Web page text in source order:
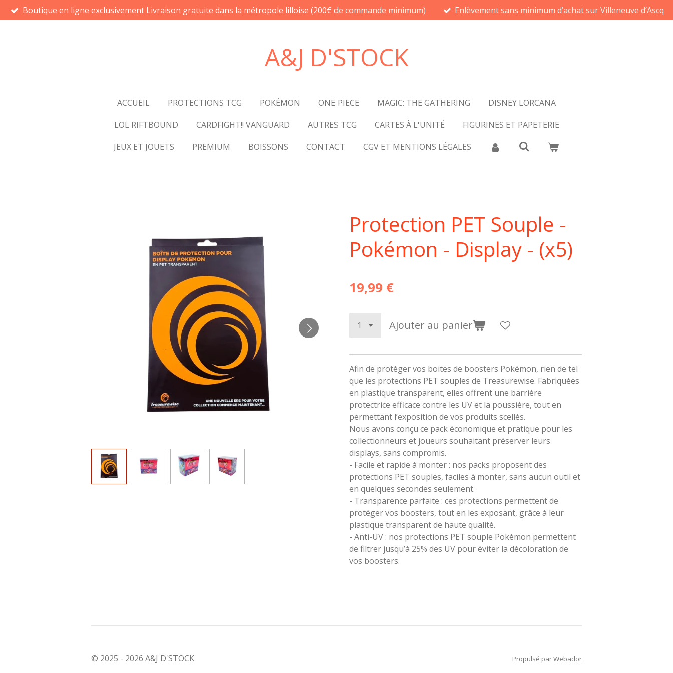
Passer
au
Boutique en ligne exclusivement Livraison gratuite dans la métropole lilloise (200€ de commande minimum) Enlèvement sans minimum d’achat sur Villeneuve d’Ascq
A&J D'STOCK
ACCUEIL PROTECTIONS TCG POKÉMON ONE PIECE MAGIC: THE GATHERING
DISNEY LORCANA
LOL RIFTBOUND
CARDFIGHT!! VANGUARD AUTRES TCG CARTES À L'UNITÉ
FIGURINES ET PAPETERIE
JEUX ET JOUETS
PREMIUM BOISSONS CONTACT CGV ET MENTIONS LÉGALES
Protection PET Souple -
Pokémon - Display - (x5)
19,99 €
Ajouter au panier
Afin de protéger vos boites de boosters Pokémon, rien de tel
que les protections PET souples de Treasurewise. Fabriquées
en plastique transparent, elles offrent une barrière
protectrice efficace contre les UV et la poussière, tout en
permettant l’exposition de vos produits scellés.
Nous avons conçu ce pack économique et pratique pour les
collectionneurs et joueurs souhaitant préserver leurs
displays, sans compromis.
- Facile et rapide à monter : nos packs proposent des
protections PET souples, faciles à monter, sans aucun outil et
en quelques secondes seulement.
- Transparence parfaite : ces protections permettent de
protéger vos boosters, tout en les exposant, grâce à leur
plastique transparent de haute qualité.
- Anti-UV : nos protections PET souple Pokémon permettent
de filtrer jusqu’à 25% des UV pour éviter la décoloration de
vos boosters.
© 2025 - 2026 A&J D'STOCK Propulsé parWebador